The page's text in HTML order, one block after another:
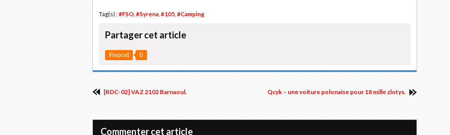
Tag(s) : #FSO #Syrena #105 #Camping
Partager cet article
Repost 0
[RDC-02] VAZ 2102 Barnaoul. Qcyk – une voiture polonaise pour 18 mille zlotys.
Commenter cet article